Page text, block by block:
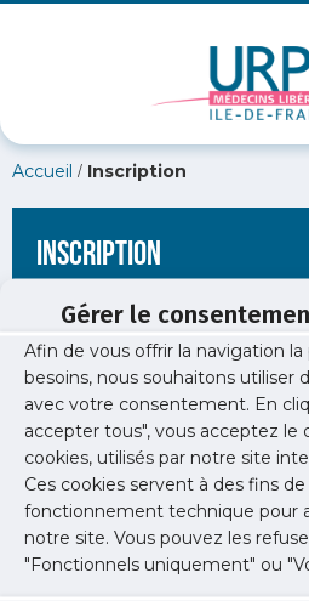
Gérer le
Afin de vous offrir la navigation
besoins, nous souhaitons utiliser
avec votre consentement. En
accepter tous", vous acceptez le
cookies, utilisés par notre site
Ces cookies servent à des fins
fonctionnement technique pour
notre site. Vous pouvez les
"Fonctionnels uniquement" ou
Accueil / Inscription
Inscription
[wppb-register
redirect_url="https://www.urps-
equipes-de-soins-
specialises/